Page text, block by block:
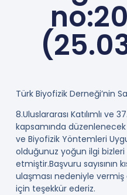
Türk Biyofizik Derneği’nin
8.Uluslararası Katılımlı ve
kapsamında
ve Biyofizik Yöntemleri
olduğunuz yoğun ilgi
etmiştir.Başvuru sayısının
ulaşması nedeniyle
için teşekkür ederiz.